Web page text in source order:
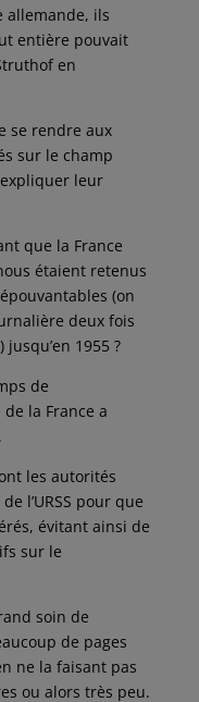
allemande, ils
entière pouvait
en
se rendre aux
sur le champ
leur
que la France
étaient retenus
(on
deux fois
1955 ?
de
la France a
les autorités
l’URSS pour que
évitant ainsi de
sur le
soin de
de pages
ne la faisant pas
ou alors très peu.